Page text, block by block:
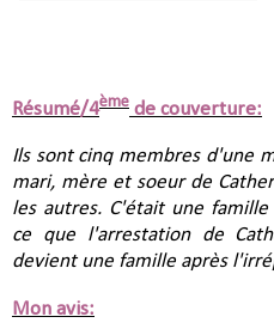
Résumé/4ème de couverture:
Ils sont cinq membres d'une
mari, mère et soeur de
les autres. C'était une
ce que l'arrestation de
devient une famille après
Mon avis: